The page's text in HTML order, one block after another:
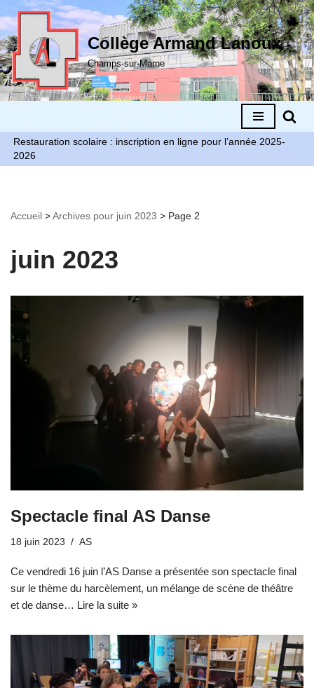
Aller
au
contenu
Collège Armand Lanoux
Champs-sur-Marne
Restauration scolaire : inscription en ligne pour l’année 2025-
2026
Accueil >Archives pour juin 2023 > Page 2
juin 2023
Spectacle final AS Danse
18 juin 2023 AS
Ce vendredi 16 juin l’AS Danse a présentée son spectacle final
sur le thème du harcèlement, un mélange de scène de théâtre
et de danse… Lire la suite »